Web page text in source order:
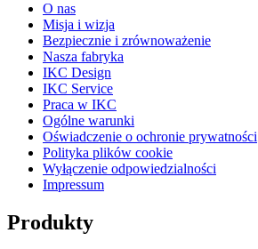
O nas
Misja i wizja
Bezpiecznie i zrównoważenie
Nasza fabryka
IKC Design
IKC Service
Praca w IKC
Ogólne warunki
Oświadczenie o ochronie prywatności
Polityka plików cookie
Wyłączenie odpowiedzialności
Impressum
Produkty